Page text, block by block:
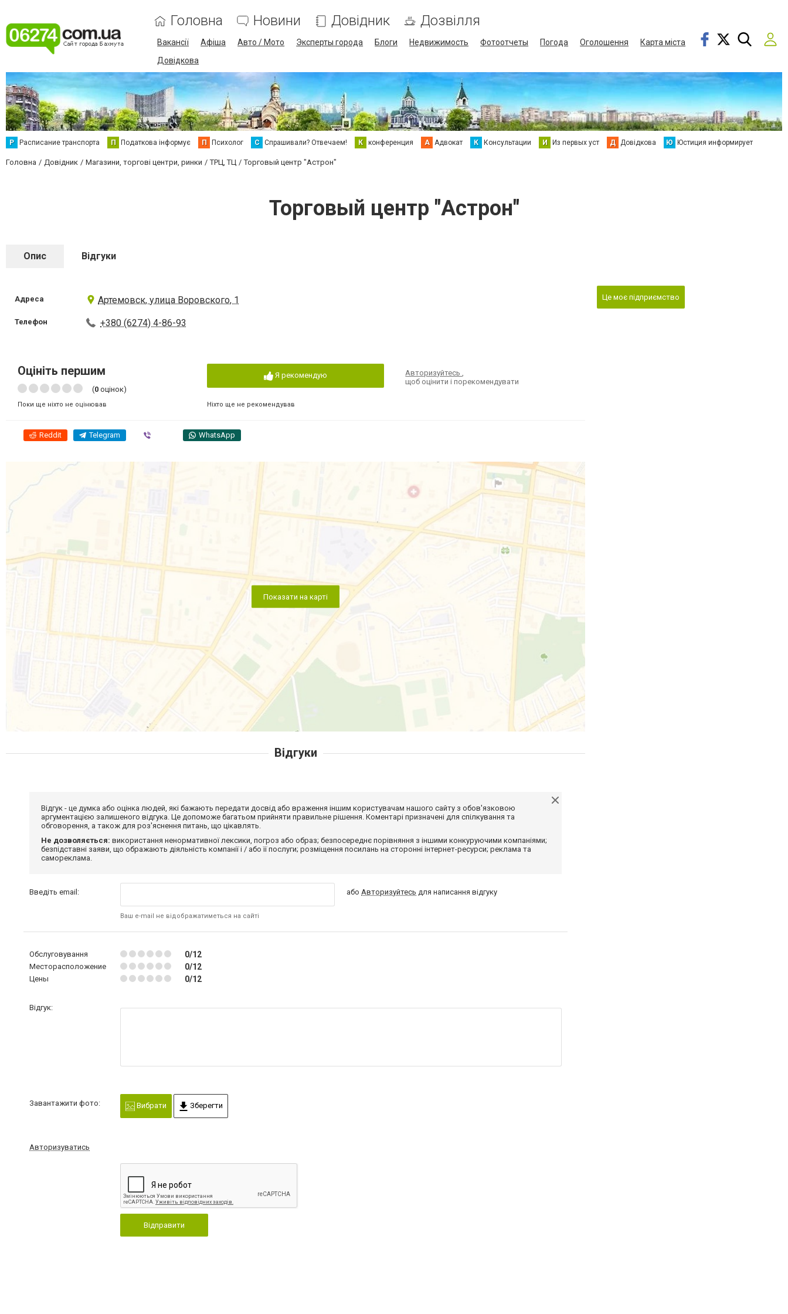
Головна Новини Довідник Дозвілля
Вакансії Афіша Авто / Мото Эксперты города Блоги Недвижимость Фотоотчеты Погода Оголошення
Карта міста
Довідкова
Р Расписание транспорта П Податкова інформує П Психолог С Спрашивали? Отвечаем! К конференция А Адвокат К Консультации И Из первых уст Д Довідкова Ю Юстиция информирует
Головна Довідник Магазини, торгові центри, ринки ТРЦ, ТЦ Торговый центр "Астрон"
Торговый центр "Астрон"
Опис Відгуки
Адреса Артемовск, улица Воровского, 1
Телефон +380 (6274) 4-86-93
Оцініть першим
(0 оцінок)
Поки ще ніхто не оцінював
Я рекомендую
Ніхто ще не рекомендував
Авторизуйтесь,
щоб оцінити і порекомендувати
Reddit Telegram WhatsApp
Показати на карті
Це моє підприємство
Відгуки
Відгук - це думка або оцінка людей, які бажають передати досвід або враження іншим користувачам нашого сайту з обов'язковою
аргументацією залишеного відгука. Це допоможе багатьом прийняти правильне рішення. Коментарі призначені для спілкування та
обговорення, а також для роз'яснення питань, що цікавлять.
Не дозволяється: використання ненормативної лексики, погроз або образ; безпосереднє порівняння з іншими конкуруючими компаніями;
безпідставні заяви, що ображають діяльність компанії і / або її послуги; розміщення посилань на сторонні інтернет-ресурси; реклама та
самореклама.
Введіть email:
Ваш e-mail не відображатиметься на сайті
абоАвторизуйтесь для написання відгуку
Обслуговування 0/12
Месторасположение 0/12
Цены 0/12
Відгук:
Завантажити фото: Вибрати Зберегти
Авторизуватись
Відправити